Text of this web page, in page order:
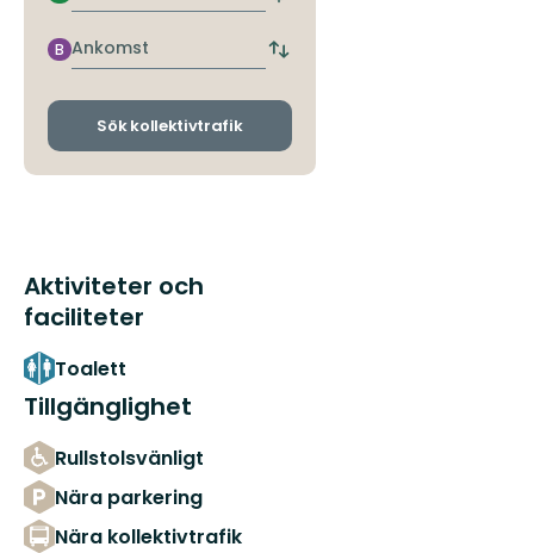
hållplats
Ankomst
B
Byt
och
Sök kollektivtrafik
Aktiviteter och
faciliteter
Toalett
Tillgänglighet
Rullstolsvänligt
Nära parkering
Nära kollektivtrafik